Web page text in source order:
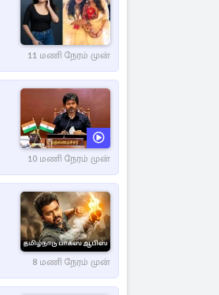
11 மணி நேரம் முன்
10 மணி நேரம் முன்
8 மணி நேரம் முன்